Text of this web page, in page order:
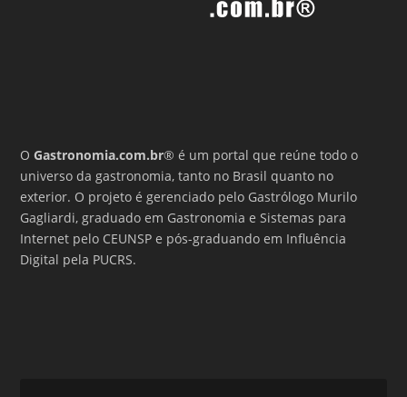
OGastronomia.com.br® é um portal que reúne todo o
universo da gastronomia, tanto no Brasil quanto no
exterior. O projeto é gerenciado pelo Gastrólogo Murilo
Gagliardi, graduado em Gastronomia e Sistemas para
Internet pelo CEUNSP e pós-graduando em Influência
Digital pela PUCRS.